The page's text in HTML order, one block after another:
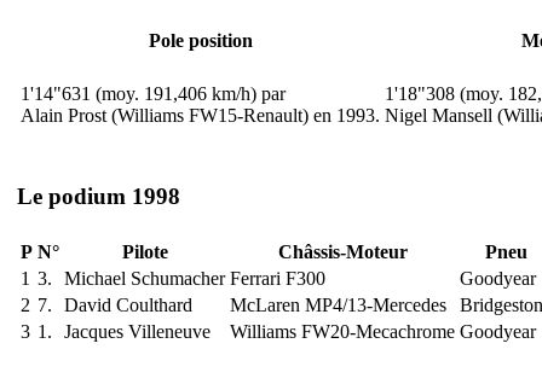
Pole position
1'14"631 (moy. 191,406 km/h) par
Alain Prost (Williams FW15-Renault) en 1993.
1'18"308 (moy.
Nigel Mansell
Le podium 1998
P N° Pilote Châssis-Moteur
Pneu
1 3. Michael Schumacher Ferrari F300
Goodyear
2 7. David Coulthard McLaren MP4/13-Mercedes
3 1. Jacques Villeneuve Williams FW20-Mecachrome Goodyear